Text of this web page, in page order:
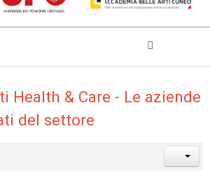
Health & Care - Le aziende
del settore